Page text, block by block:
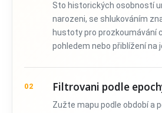
Sto historických osobností
narozeni, se shlukováním
hustoty pro prozkoumávání
pohledem nebo přiblížení na
02 Filtrovani podle
Zužte mapu podle období a